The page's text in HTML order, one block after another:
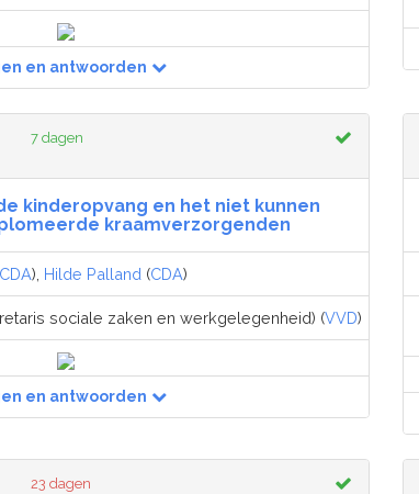
en antwoorden
7 dagen
kinderopvang en het niet kunnen
kraamverzorgenden
CDA), Hilde Palland (CDA)
sociale zaken en werkgelegenheid) (VVD)
en antwoorden
23 dagen